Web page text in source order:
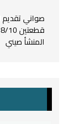
صواني تقديم
قطعتين 18/10
المنشأ صيني